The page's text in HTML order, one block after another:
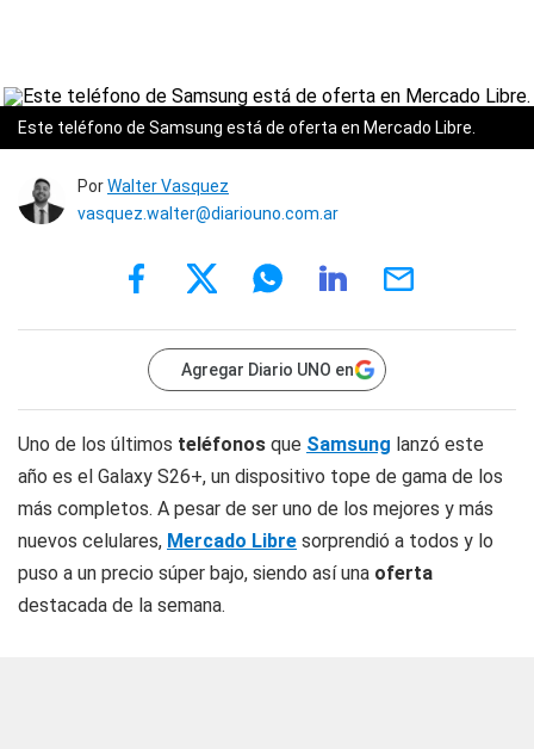
Este teléfono de Samsung está de oferta en Mercado Libre.
PorWalter Vasquez
vasquez.walter@diariouno.com.ar
Agregar Diario UNO en
Uno de los últimos teléfonos que Samsung lanzó este
año es el Galaxy S26+, un dispositivo tope de gama de los
más completos. A pesar de ser uno de los mejores y más
nuevos celulares, Mercado Libre sorprendió a todos y lo
puso a un precio súper bajo, siendo así una oferta
destacada de la semana.